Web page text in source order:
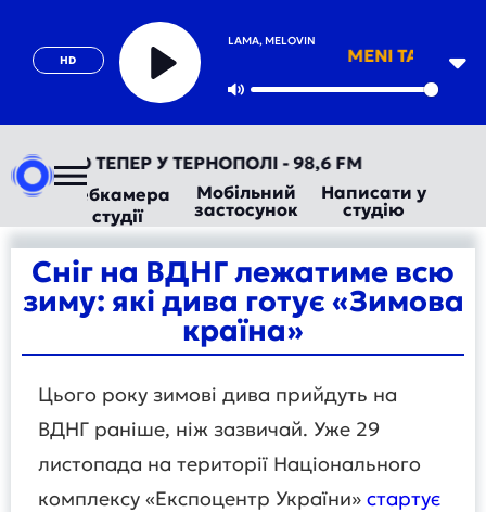
HD
LAMA, MELOVIN
MENI TAK
Play
ТЕПЕР У ТЕРНОПОЛІ - 98,6 FM
Вебкамера
студії
Мобільний
застосунок
Написати у
студію
Сніг на ВДНГ лежатиме всю
зиму: які дива готує «Зимова
країна»
Цього року зимові дива прийдуть на
ВДНГ раніше, ніж зазвичай. Уже 29
листопада на території Національного
комплексу «Експоцентр України» стартує